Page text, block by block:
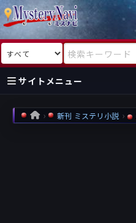
検索対象 検索キーワード
サイトメニュー
国内
作家
海外
作家
HOME 新刊 ミステリ小説